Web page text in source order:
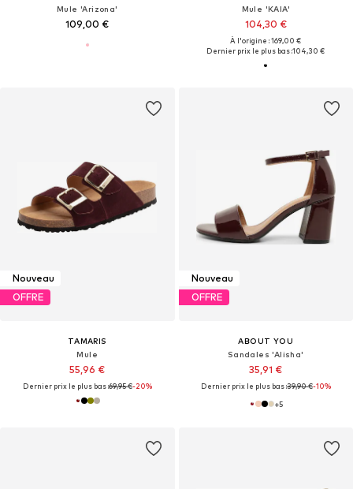
Mule 'Arizona'
109,00 €
Mule 'KAIA'
104,30 €
À l'origine : 169,00 €
Dernier prix le plus bas :104,30 €
Nouveau
OFFRE
TAMARIS
Mule
55,96 €
Dernier prix le plus bas :69,95 €-20%
Nouveau
OFFRE
ABOUT YOU
Sandales 'Alisha'
35,91 €
Dernier prix le plus bas :39,90 €-10%
+5